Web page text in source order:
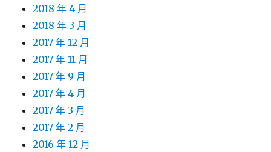
2018 年 4 月
2018 年 3 月
2017 年 12 月
2017 年 11 月
2017 年 9 月
2017 年 4 月
2017 年 3 月
2017 年 2 月
2016 年 12 月